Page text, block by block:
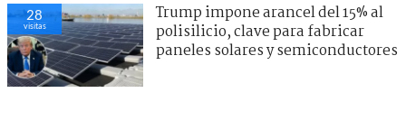
28
visitas
Trump impone arancel del 15% al
polisilicio, clave para fabricar
paneles solares y semiconductores